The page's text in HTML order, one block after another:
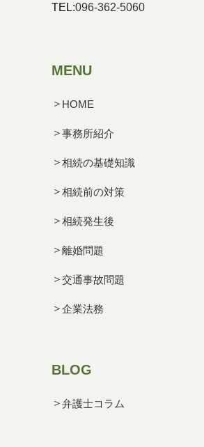
TEL:096-362-5060
MENU
HOME
事務所紹介
相続の基礎知識
相続前の対策
相続発生後
離婚問題
交通事故問題
企業法務
BLOG
弁護士コラム